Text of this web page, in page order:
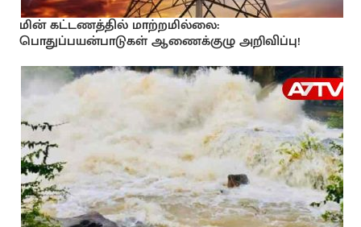
மின் கட்டணத்தில் மாற்றமில்லை:
பொதுப்பயன்பாடுகள் ஆணைக்குழு அறிவிப்பு!